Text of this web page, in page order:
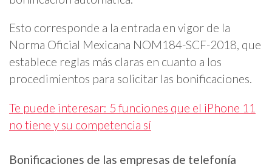
Esto corresponde a la entrada en vigor de la
Norma Oficial Mexicana NOM184-SCF-2018, que
establece reglas más claras en cuanto a los
procedimientos para solicitar las bonificaciones.
Te puede interesar: 5 funciones que el iPhone 11
no tiene y su competencia sí
Bonificaciones de las empresas de telefonía